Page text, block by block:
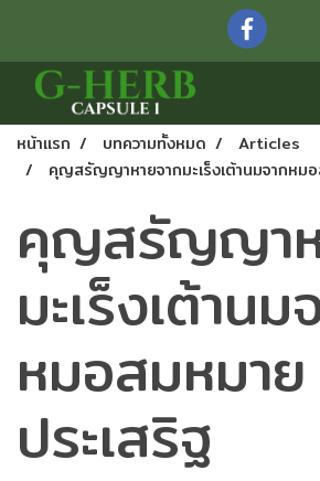
หน้าแรก บทความทั้งหมด
Articles
คุญสรัญญาหายจากมะเร็งเต้านมจากหม
คุญสรัญญาห
มะเร็งเต้านม
หมอสมหมา
ประเสริฐ